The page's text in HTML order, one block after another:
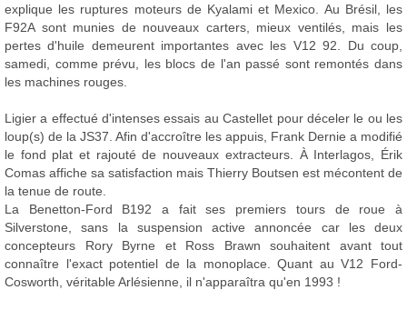
explique les ruptures moteurs de Kyalami et Mexico. Au Brésil, les
F92A sont munies de nouveaux carters, mieux ventilés, mais les
pertes d'huile demeurent importantes avec les V12 92. Du coup,
samedi, comme prévu, les blocs de l'an passé sont remontés dans
les machines rouges.
Ligier a effectué d'intenses essais au Castellet pour déceler le ou les
loup(s) de la JS37. Afin d'accroître les appuis, Frank Dernie a modifié
le fond plat et rajouté de nouveaux extracteurs. À Interlagos, Érik
Comas affiche sa satisfaction mais Thierry Boutsen est mécontent de
la tenue de route.
La Benetton-Ford B192 a fait ses premiers tours de roue à
Silverstone, sans la suspension active annoncée car les deux
concepteurs Rory Byrne et Ross Brawn souhaitent avant tout
connaître l'exact potentiel de la monoplace. Quant au V12 Ford-
Cosworth, véritable Arlésienne, il n'apparaîtra qu'en 1993 !